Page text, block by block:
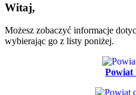
Witaj,
Możesz zobaczyć informacje
wybierając go z listy poniżej.
Powiat